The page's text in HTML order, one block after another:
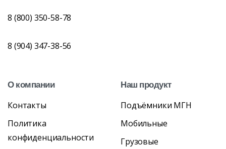
8 (800) 350-58-78
8 (904) 347-38-56
Окомпании
Контакты
Политика
конфиденциальности
Наш продукт
Подъёмники МГН
Мобильные
Грузовые